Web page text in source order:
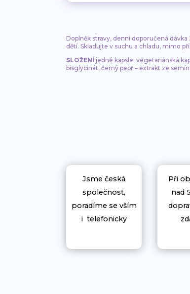
Doplněk stravy, denní doporučená
dětí. Skladujte v suchu a chladu, mimo
SLOŽENÍ jedné kapsle: vegetariánská
bisglycinát, černý pepř – extrakt ze
Jsme česká
společnost,
poradíme se vším
i telefonicky
Při
nad